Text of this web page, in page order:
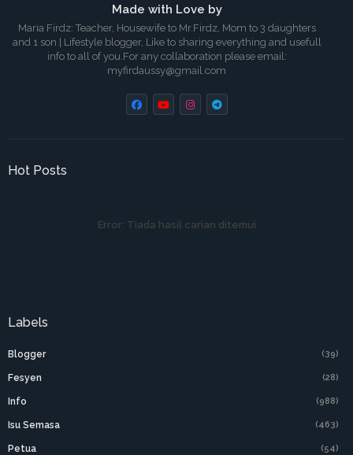
Made with Love by
Maria Firdz: Teacher, Housewife to Mr.Firdz, Mom to 3 daughters
and 1 son | Lifestyle blogger, Like to sharing everything and usefull
info to all of you.For any collaboration please email:
myfirdaussy@gmail.com
Hot Posts
Error: Tiada hasil carian ditemui
Labels
Blogger (39)
Fesyen (28)
Info (988)
Isu Semasa (463)
Petua (54)